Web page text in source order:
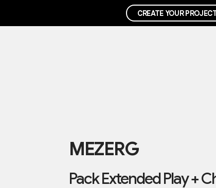
CREATE YOUR
MEZERG
Pack Extended Play +